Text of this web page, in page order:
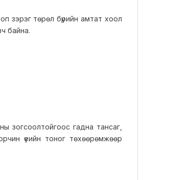
зэрэг төрөл бүрийн амтат хоол
байна.
зогсоолтойгоос гадна тансаг,
үеийн тоног төхөөрөмжөөр